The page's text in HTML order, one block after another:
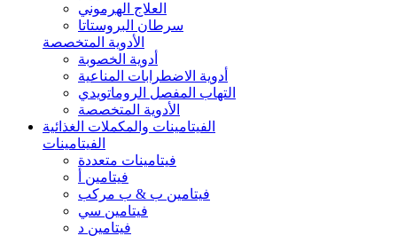
العلاج الهرموني
سرطان البروستاتا
الأدوية المتخصصة
أدوية الخصوبة
أدوية الاضطرابات المناعية
التهاب المفصل الروماتويدي
الأدوية المتخصصة
الفيتامينات والمكملات الغذائية
الفيتامينات
فيتامينات متعددة
فيتامين أ
فيتامين ب & ب مركب
فيتامين سي
فيتامين د